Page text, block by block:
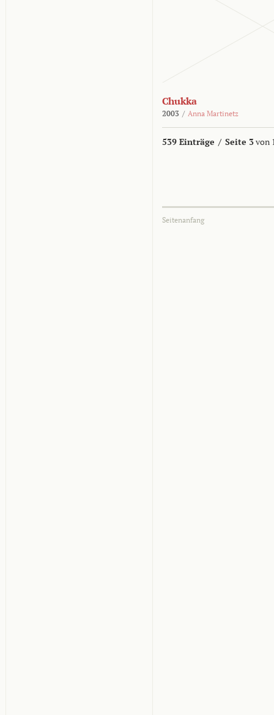
Chukka
2003 / Anna Martinetz
539 Einträge / Seite 3von
Seitenanfang